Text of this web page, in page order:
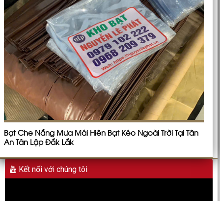
Bạt Che Nắng Mưa Mái Hiên Bạt Kéo Ngoài Trời Tại Tân
An Tân Lập Đắk Lắk
Kết nối với chúng tôi